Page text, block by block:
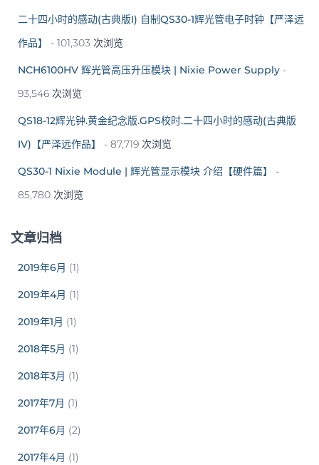
二十四小时的感动(古典版I) 自制QS30-1辉光管电子时钟【严泽远
作品】
- 101,303 次浏览
NCH6100HV 辉光管高压升压模块 | Nixie Power Supply -
93,546 次浏览
QS18-12辉光钟.黄金纪念版.GPS校时.二十四小时的感动(古典版
IV)【严泽远作品】
- 87,719 次浏览
QS30-1 Nixie Module | 辉光管显示模块 介绍【硬件篇】
-
85,780 次浏览
文章归档
2019年6月 (1)
2019年4月 (1)
2019年1月 (1)
2018年5月 (1)
2018年3月 (1)
2017年7月 (1)
2017年6月 (2)
2017年4月 (1)